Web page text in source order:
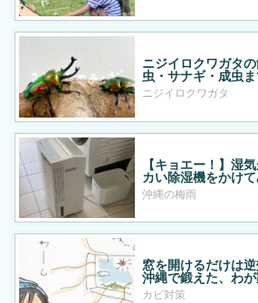
ニジイロクワガタ
虫・サナギ・成虫ま
ニジイロクワガタ
【キョエー！】湿
カい除湿機をかけ
沖縄の梅雨
窓を開けるだけは
沖縄で鍛えた、わ
カビ対策